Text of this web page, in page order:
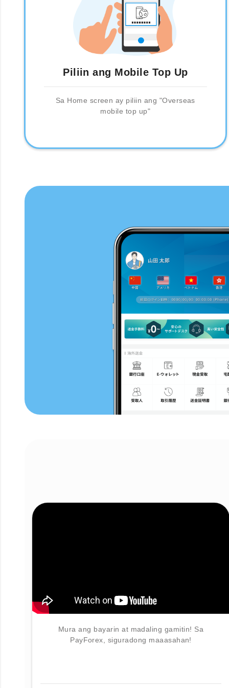
Piliin ang Mobile Top Up
Sa Home screen ay piliin ang "Overseas
mobile top up"
Mura ang bayarin at madaling gamitin! Sa
PayForex, siguradong maaasahan!